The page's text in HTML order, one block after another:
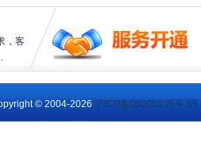
，客
© 2004-2026 沪ICP备08008105号-55